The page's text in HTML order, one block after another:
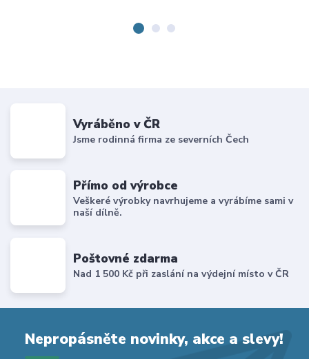
Vyráběno v ČR
Jsme rodinná firma ze severních Čech
Přímo od výrobce
Veškeré výrobky navrhujeme a vyrábíme sami v
naší dílně.
Poštovné zdarma
Nad 1 500 Kč při zaslání na výdejní místo v ČR
Nepropásněte novinky, akce a slevy!